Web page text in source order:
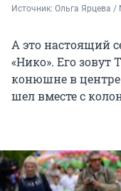
Источник: Ольга Ярцева /
А это настоящий
«Нико». Его зовут
конюшне в центре
шел вместе с